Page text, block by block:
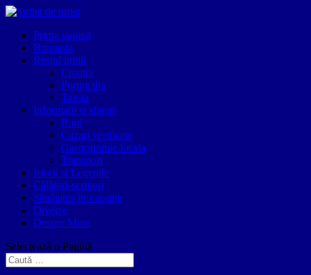
Prima pagină
Romania
Restul lumii
Croatia
Portugalia
Turcia
Informatii si sfaturi
Bani
Cazari verificate
Gastronomie locala
Transport
Istorii si Legende
Călători-scriitori
Sănătatea în vacanțe
Diverse
Despre Mine
Selectează o Pagină